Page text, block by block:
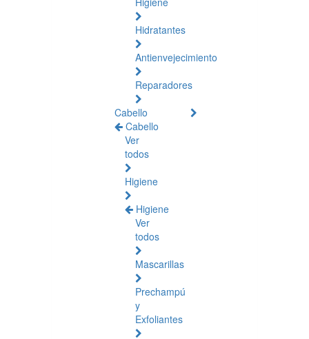
Hidratantes
Antienvejecimiento
Reparadores
Cabello
Cabello
Ver
todos
Higiene
Higiene
Ver
todos
Mascarillas
Prechampú
y
Exfoliantes